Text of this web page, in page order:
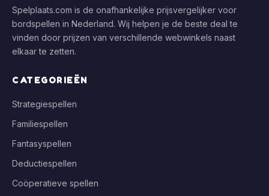
Spelplaats.com is de onafhankelijke prijsvergelijker voor
bordspellen in Nederland. Wij helpen je de beste deal te
vinden door prijzen van verschillende webwinkels naast
elkaar te zetten.
CATEGORIEËN
Strategiespellen
Familiespellen
Fantasyspellen
Deductiespellen
Coöperatieve spellen